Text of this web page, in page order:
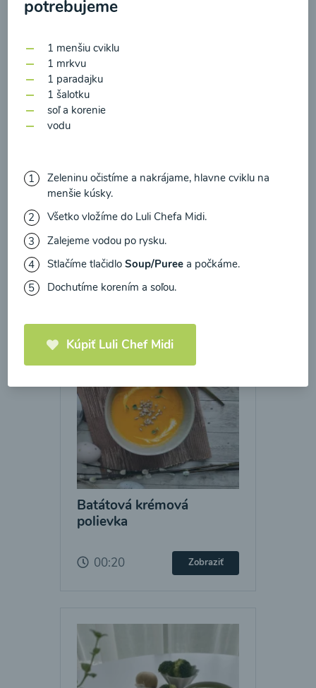
Zeleninová polievka s
medvedím cesnakom
Načítať ďalšie
Polievky mixované
Batátová krémová
polievka
00:20 Zobraziť
potrebujeme
1 menšiu cviklu
1 mrkvu
1 paradajku
1 šalotku
soľ a korenie
vodu
Zeleninu očistíme a nakrájame, hlavne cviklu na
menšie kúsky.
Všetko vložíme do Luli Chefa Midi.
Zalejeme vodou po rysku.
Stlačíme tlačidloSoup/Puree a počkáme.
Dochutíme korením a soľou.
Kúpiť Luli Chef Midi
údajova súhlasím s nimi.